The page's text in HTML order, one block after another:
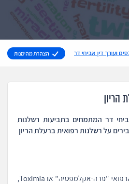
ועורך דין אביחי דר הצהרת מהימנות
הריון
דר המתמחים בתביעות רשלנות
על רשלנות רפואית ברעלת הריון
רעלת הריון או במונחה הרפואי "פרה-אקלמפסיה" או Toximia,